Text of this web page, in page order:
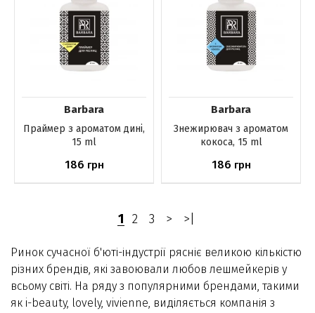
Barbara
Праймер з ароматом дині,
15 ml
186 грн
Barbara
Знежирювач з ароматом
кокоса, 15 ml
186 грн
1 2 3 > >|
Ринок сучасної б'юті-індустрії рясніє великою кількістю
різних брендів, які завоювали любов лешмейкерів у
всьому світі. На ряду з популярними брендами, такими
як i-beauty, lovely, vivienne, виділяється компанія з